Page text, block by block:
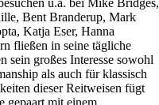
u.a. bei Mike Bridges,
Bent Branderup, Mark
Katja Eser, Hanna
fließen in seine tägliche
sein großes Interesse sowohl
als auch für klassisch
dieser Reitweisen fügt